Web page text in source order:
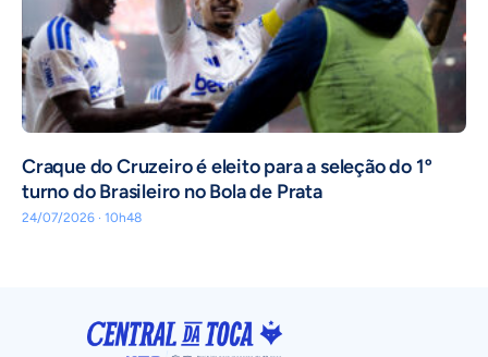
Craque do Cruzeiro é eleito para a seleção do 1º
turno do Brasileiro no Bola de Prata
24/07/2026 · 10h48